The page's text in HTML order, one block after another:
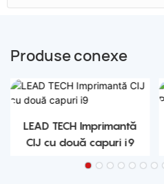
Produse conexe
LEAD TECH Imprimantă
CIJ cu două capuri i9